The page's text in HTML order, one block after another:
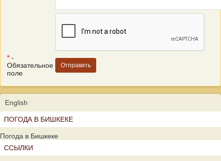
* -
Обязательное
поле
English
ПОГОДА В БИШКЕКЕ
Погода в Бишкеке
ССЫЛКИ